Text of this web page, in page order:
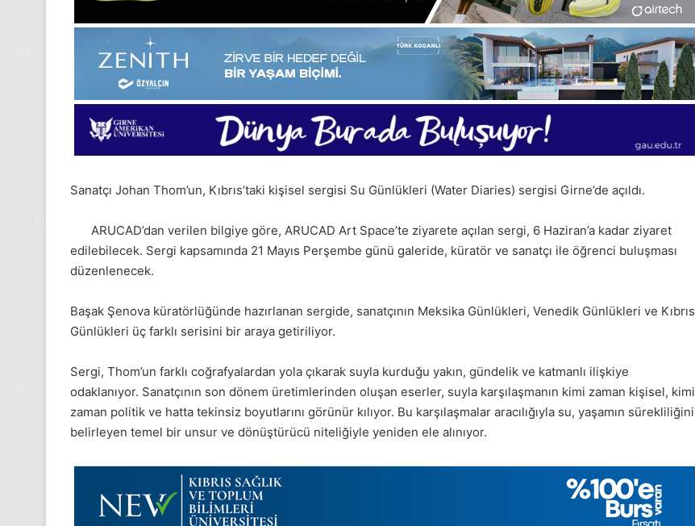
Sanatçı Johan Thom’un, Kıbrıs’taki kişisel sergisi Su Günlükleri (Water Diaries) sergisi Girne’de açıldı.
ARUCAD’dan verilen bilgiye göre, ARUCAD Art Space’te ziyarete açılan sergi, 6 Haziran’a kadar ziyaret
edilebilecek. Sergi kapsamında 21 Mayıs Perşembe günü galeride, küratör ve sanatçı ile öğrenci buluşması
düzenlenecek.
Başak Şenova küratörlüğünde hazırlanan sergide, sanatçının Meksika Günlükleri, Venedik Günlükleri ve Kıbrıs
Günlükleri üç farklı serisini bir araya getiriliyor.
Sergi, Thom’un farklı coğrafyalardan yola çıkarak suyla kurduğu yakın, gündelik ve katmanlı ilişkiye
odaklanıyor. Sanatçının son dönem üretimlerinden oluşan eserler, suyla karşılaşmanın kimi zaman kişisel, kimi
zaman politik ve hatta tekinsiz boyutlarını görünür kılıyor. Bu karşılaşmalar aracılığıyla su, yaşamın sürekliliğini
belirleyen temel bir unsur ve dönüştürücü niteliğiyle yeniden ele alınıyor.
24
Kasım